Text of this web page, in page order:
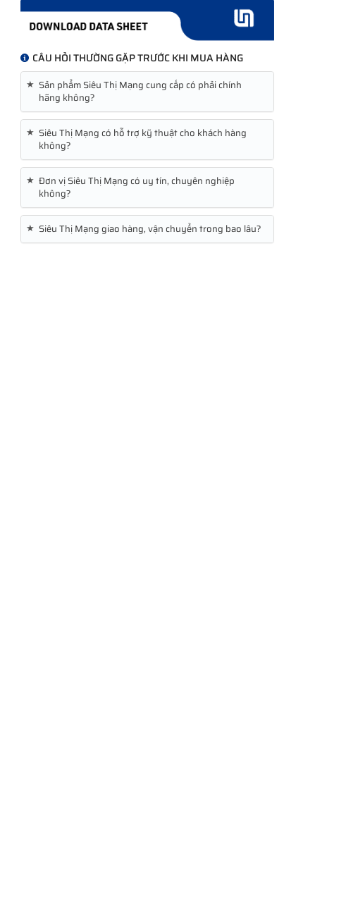
CÂU HỎI THƯỜNG GẶP TRƯỚC KHI MUA HÀNG
★ Sản phẩm Siêu Thị Mạng cung cấp có phải chính
hãng không?
★ Siêu Thị Mạng có hỗ trợ kỹ thuật cho khách hàng
không?
★ Đơn vị Siêu Thị Mạng có uy tín, chuyên nghiệp
không?
★ Siêu Thị Mạng giao hàng, vận chuyển trong bao lâu?